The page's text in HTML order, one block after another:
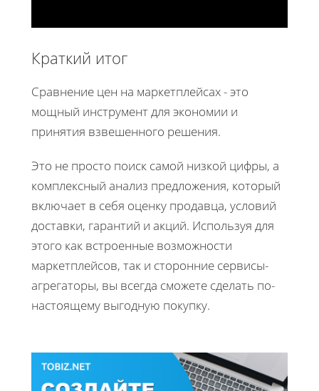
Краткий итог
Сравнение цен на маркетплейсах - это
мощный инструмент для экономии и
принятия взвешенного решения.
Это не просто поиск самой низкой цифры, а
комплексный анализ предложения, который
включает в себя оценку продавца, условий
доставки, гарантий и акций. Используя для
этого как встроенные возможности
маркетплейсов, так и сторонние сервисы-
агрегаторы, вы всегда сможете сделать по-
настоящему выгодную покупку.